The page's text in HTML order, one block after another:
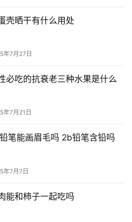
壳晒干有什么用处
年7月27日
必吃的抗衰老三种水果是什么
年7月21日
笔能画眉毛吗 2b铅笔含铅吗
年7月7日
能和柿子一起吃吗